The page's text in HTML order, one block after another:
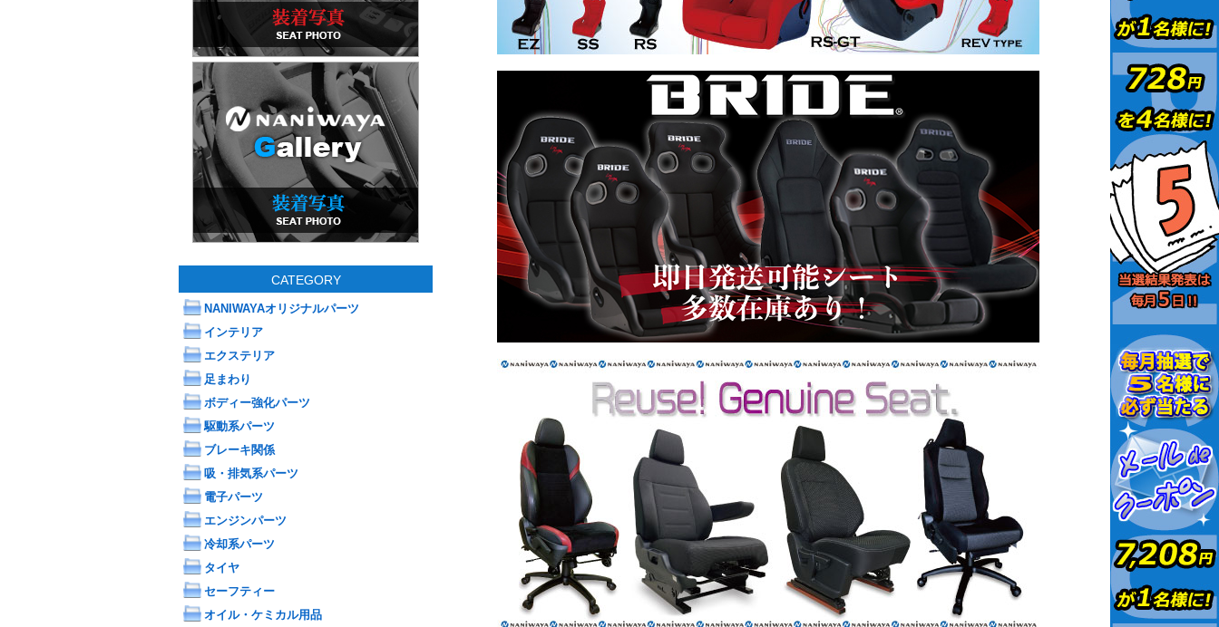
CATEGORY
NANIWAYAオリジナルパーツ
インテリア
エクステリア
足まわり
ボディー強化パーツ
駆動系パーツ
ブレーキ関係
吸・排気系パーツ
電子パーツ
エンジンパーツ
冷却系パーツ
タイヤ
セーフティー
オイル・ケミカル用品